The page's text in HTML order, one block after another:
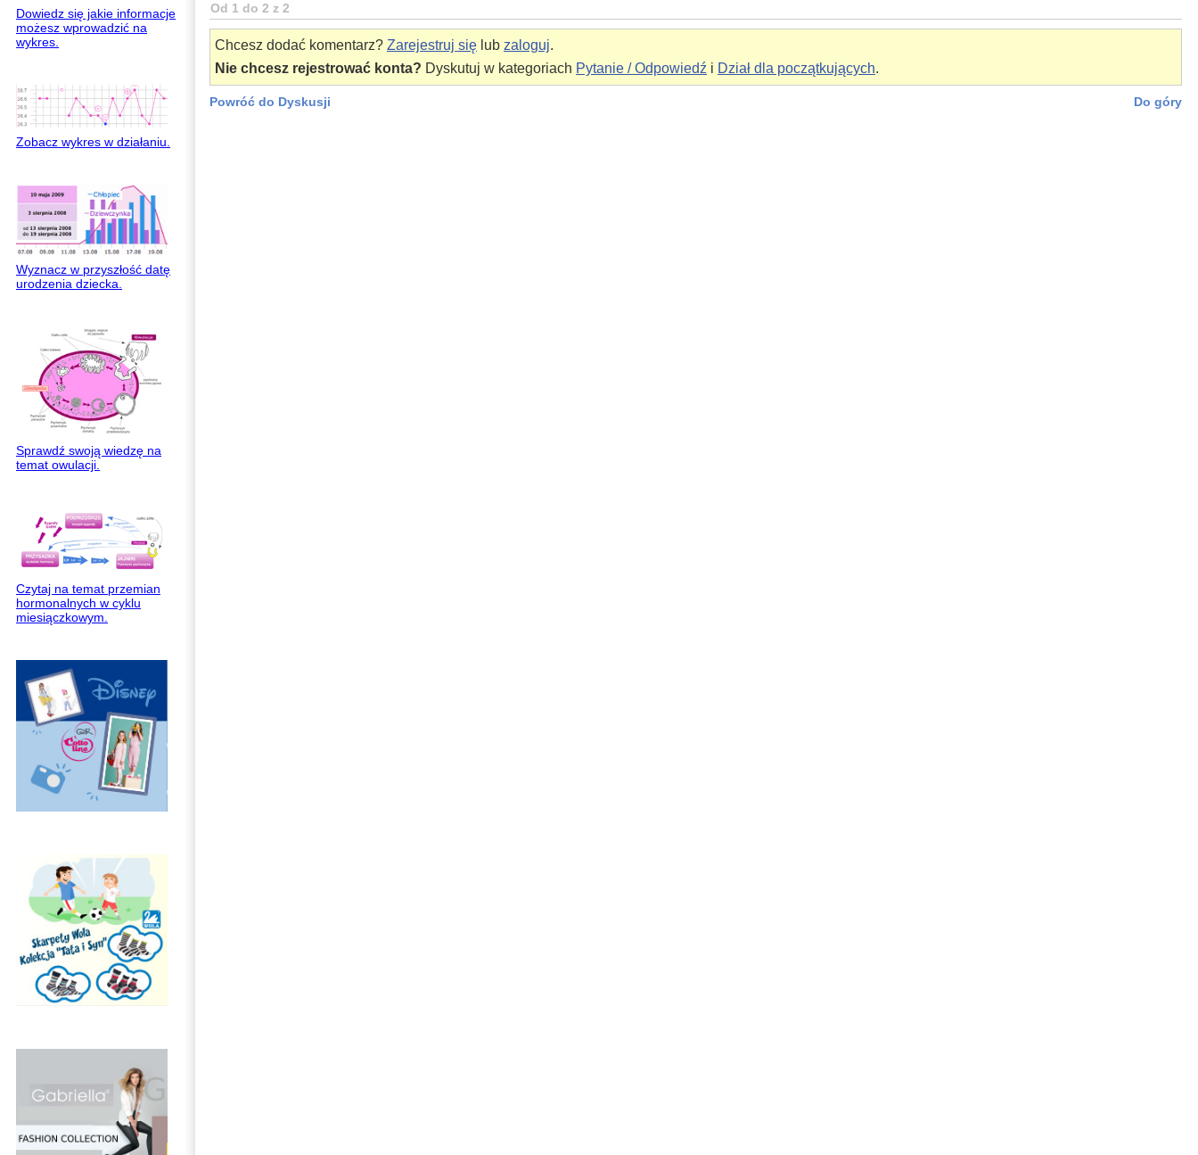
Dowiedz się jakie informacje
możesz wprowadzić na
wykres.
Zobacz wykres w działaniu.
Wyznacz w przyszłość datę
urodzenia dziecka.
Sprawdź swoją wiedzę na
temat owulacji.
Czytaj na temat przemian
hormonalnych w cyklu
miesiączkowym.
Od 1 do 2 z 2
Chcesz dodać komentarz? Zarejestruj się lub zaloguj.
Nie chcesz rejestrować konta? Dyskutuj w kategoriach Pytanie / Odpowiedź i Dział dla początkujących.
Powróć do Dyskusji Do góry